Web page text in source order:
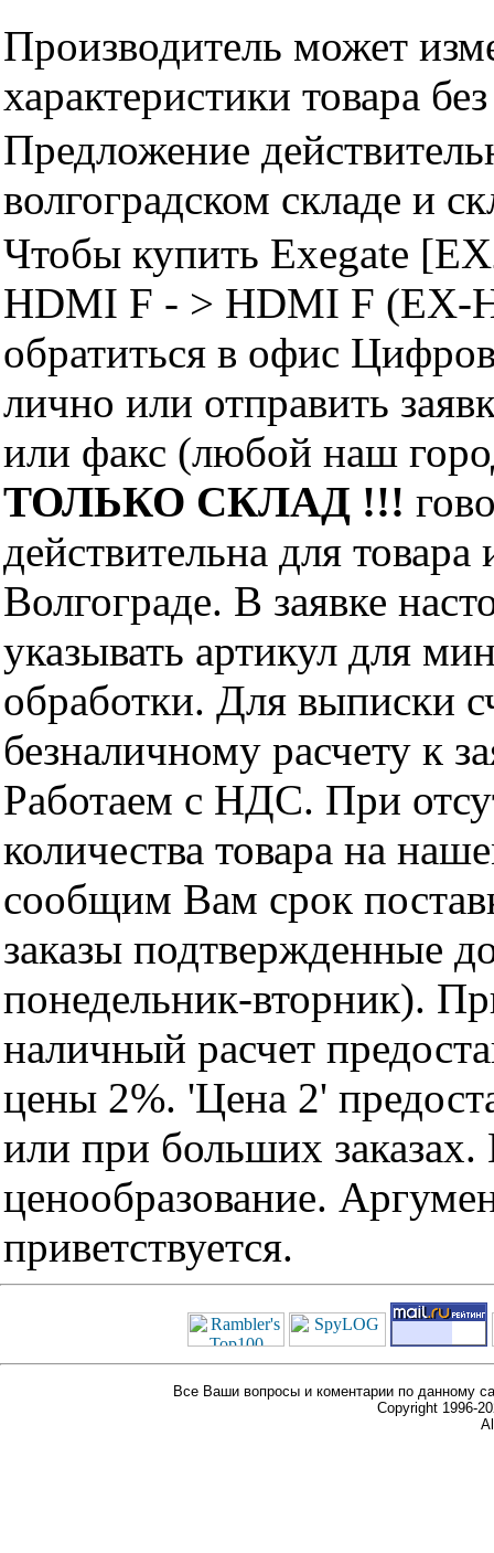
Производитель может
характеристики товара
Предложение
волгоградском складе и
Чтобы купить Exegate
HDMI F - > HDMI F (EX-
обратиться в офис
лично или отправить
или факс (любой наш
ТОЛЬКО СКЛАД !!!
действительна для
Волгограде. В заявке
указывать артикул для
обработки. Для выписки
безналичному расчету к
Работаем с НДС. При
количества товара на
сообщим Вам срок
заказы подтвержденные
понедельник-вторник).
наличный расчет
цены 2%. 'Цена 2'
или при больших
ценообразование.
приветствуется.
Все Ваши вопросы и коментарии по данному
Copyright 1996-